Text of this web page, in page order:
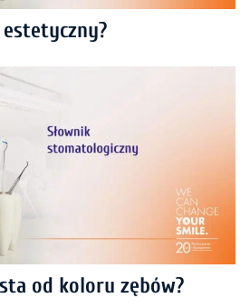
od koloru zębów?